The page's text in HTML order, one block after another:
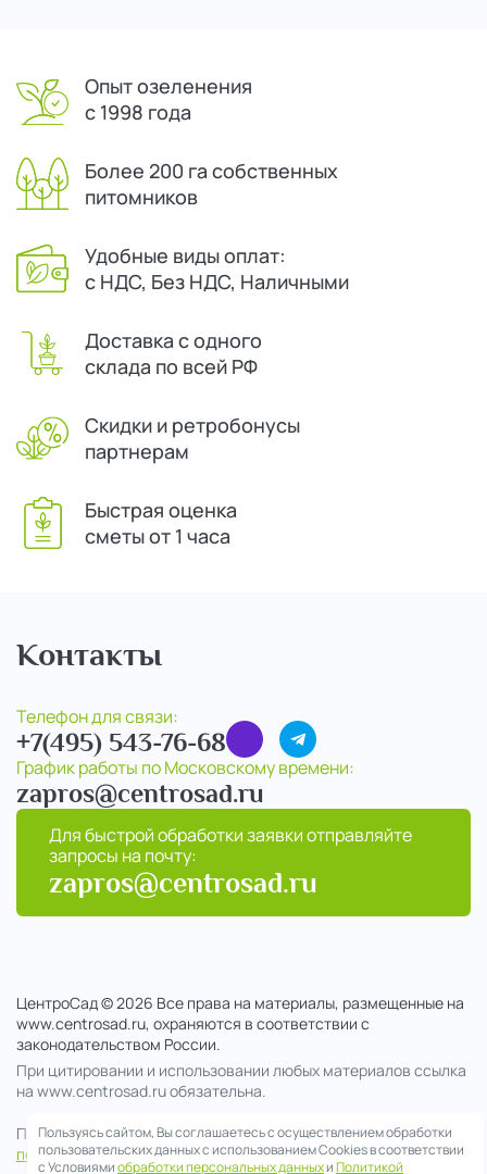
Опыт озеленения
с 1998 года
Более 200 га собственных
питомников
Удобные виды оплат:
с НДС, Без НДС, Наличными
Доставка с одного
склада по всей РФ
Скидки и ретробонусы
партнерам
Быстрая оценка
сметы от 1 часа
Контакты
Телефон для связи:
+7(495) 543-76-68
График работы по Московскому времени:
zapros@centrosad.ru
Для быстрой обработки заявки отправляйте
запросы на почту:
zapros@centrosad.ru
ЦентроСад © 2026 Все права на материалы, размещенные на
www.centrosad.ru, охраняются в соответствии с
законодательством России.
При цитировании и использовании любых материалов ссылка
на www.centrosad.ru обязательна.
Продолжая посещение сайта , вы соглашаетесь на обработку
персональных данных
Пользуясь сайтом, Вы соглашаетесь с осуществлением обработки
пользовательских данных с использованием Cookies в соответствии
с Условиямиобработки персональных данныхиПолитикой